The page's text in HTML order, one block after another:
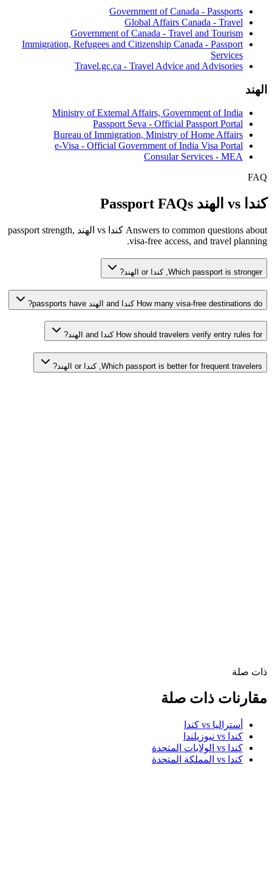
Government of Canada - Passports
Global Affairs Canada - Travel
Government of Canada - Travel and Tourism
Immigration, Refugees and Citizenship Canada - Passport
Services
Travel.gc.ca - Travel Advice and Advisories
الهند
Ministry of External Affairs, Government of India
Passport Seva - Official Passport Portal
Bureau of Immigration, Ministry of Home Affairs
e-Visa - Official Government of India Visa Portal
Consular Services - MEA
FAQ
كندا vs الهند Passport FAQs
Answers to common questions about كندا vs الهند passport strength,
visa-free access, and travel planning.
Which passport is stronger, كندا or الهند?
How many visa-free destinations do كندا and الهند passports have?
How should travelers verify entry rules for كندا and الهند?
Which passport is better for frequent travelers, كندا or الهند?
ذات صلة
مقارنات ذات صلة
أستراليا vs كندا
كندا vs نيوزيلندا
كندا vs الولايات المتحدة
كندا vs المملكة المتحدة